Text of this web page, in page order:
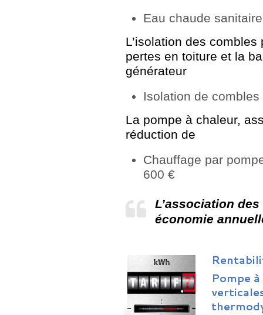
Eau chaude
L’isolation des
pertes en toiture et la
générateur
Isolation de
La pompe à chaleur,
réduction de
Chauffage par
600 €
L’association
économie
Pompe